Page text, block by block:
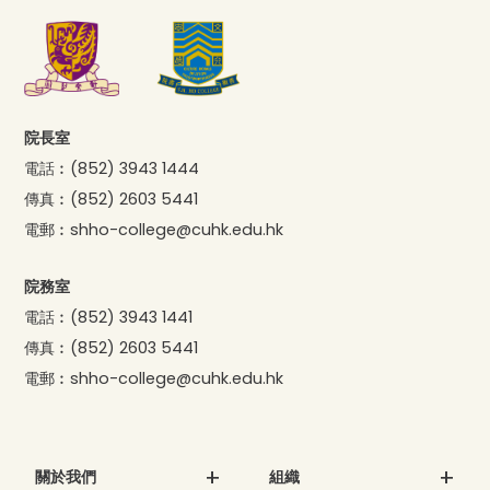
院長室
電話︰ (852) 3943 1444
傳真︰ (852) 2603 5441
電郵︰shho-college@cuhk.edu.hk
院務室
電話︰ (852) 3943 1441
傳真︰ (852) 2603 5441
電郵︰shho-college@cuhk.edu.hk
關於我們 組織